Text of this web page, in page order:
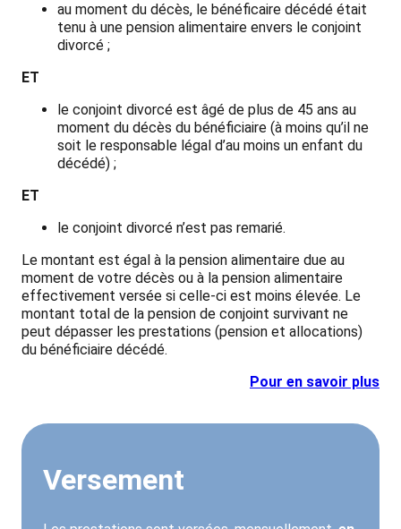
au moment du décès, le bénéficaire décédé était
tenu à une pension alimentaire envers le conjoint
divorcé ;
ET
le conjoint divorcé est âgé de plus de 45 ans au
moment du décès du bénéficiaire (à moins qu’il ne
soit le responsable légal d’au moins un enfant du
décédé) ;
ET
le conjoint divorcé n’est pas remarié.
Le montant est égal à la pension alimentaire due au
moment de votre décès ou à la pension alimentaire
effectivement versée si celle-ci est moins élevée. Le
montant total de la pension de conjoint survivant ne
peut dépasser les prestations (pension et allocations)
du bénéficiaire décédé.
Pour en savoir plus
Versement